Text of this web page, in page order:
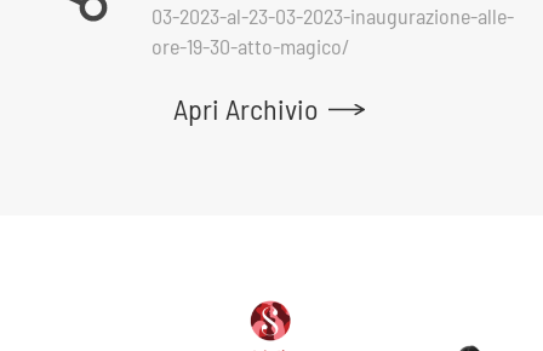
03-2023-al-23-03-2023-inaugurazione-alle-
ore-19-30-atto-magico/
Apri Archivio